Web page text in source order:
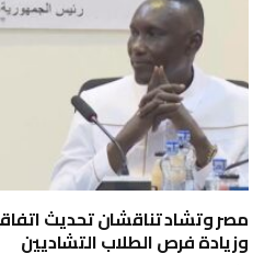
مصر وتشاد تناقشان تحديث
وزيادة فرص الطلاب التشاديين